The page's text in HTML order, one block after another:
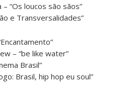
“Os loucos são sãos”
e Transversalidades”
– “be like water”
Brasil”
Brasil, hip hop eu soul”